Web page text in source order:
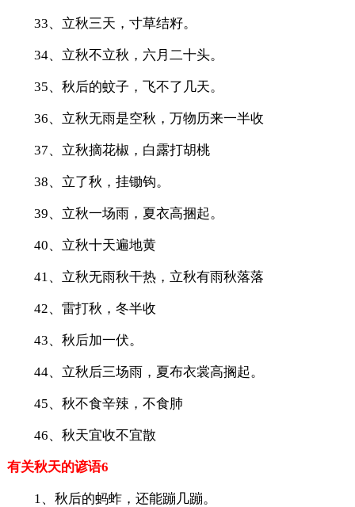
33、立秋三天，寸草结籽。
34、立秋不立秋，六月二十头。
35、秋后的蚊子，飞不了几天。
36、立秋无雨是空秋，万物历来一半收
37、立秋摘花椒，白露打胡桃
38、立了秋，挂锄钩。
39、立秋一场雨，夏衣高捆起。
40、立秋十天遍地黄
41、立秋无雨秋干热，立秋有雨秋落落
42、雷打秋，冬半收
43、秋后加一伏。
44、立秋后三场雨，夏布衣裳高搁起。
45、秋不食辛辣，不食肺
46、秋天宜收不宜散
有关秋天的谚语6
1、秋后的蚂蚱，还能蹦几蹦。